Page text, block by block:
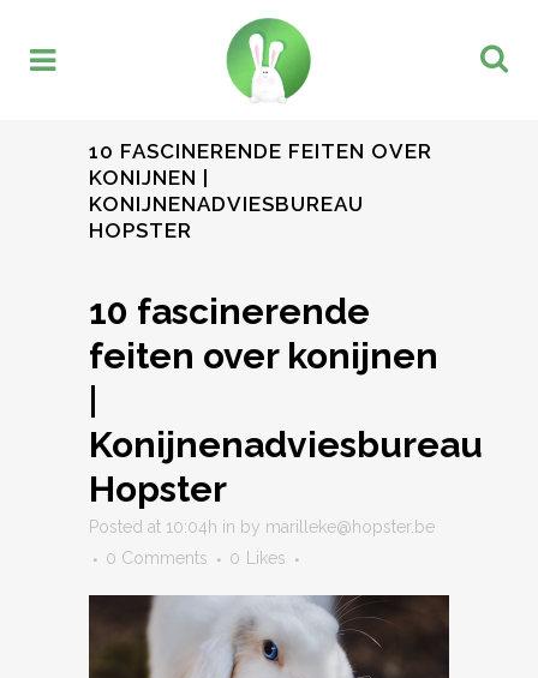
10 FASCINERENDE FEITEN OVER
KONIJNEN |
KONIJNENADVIESBUREAU
HOPSTER
10 fascinerende
feiten over konijnen
Konijnenadviesbureau
Hopster
Posted at 10:04h in by marilleke@hopster.be
0 Comments
0 Likes